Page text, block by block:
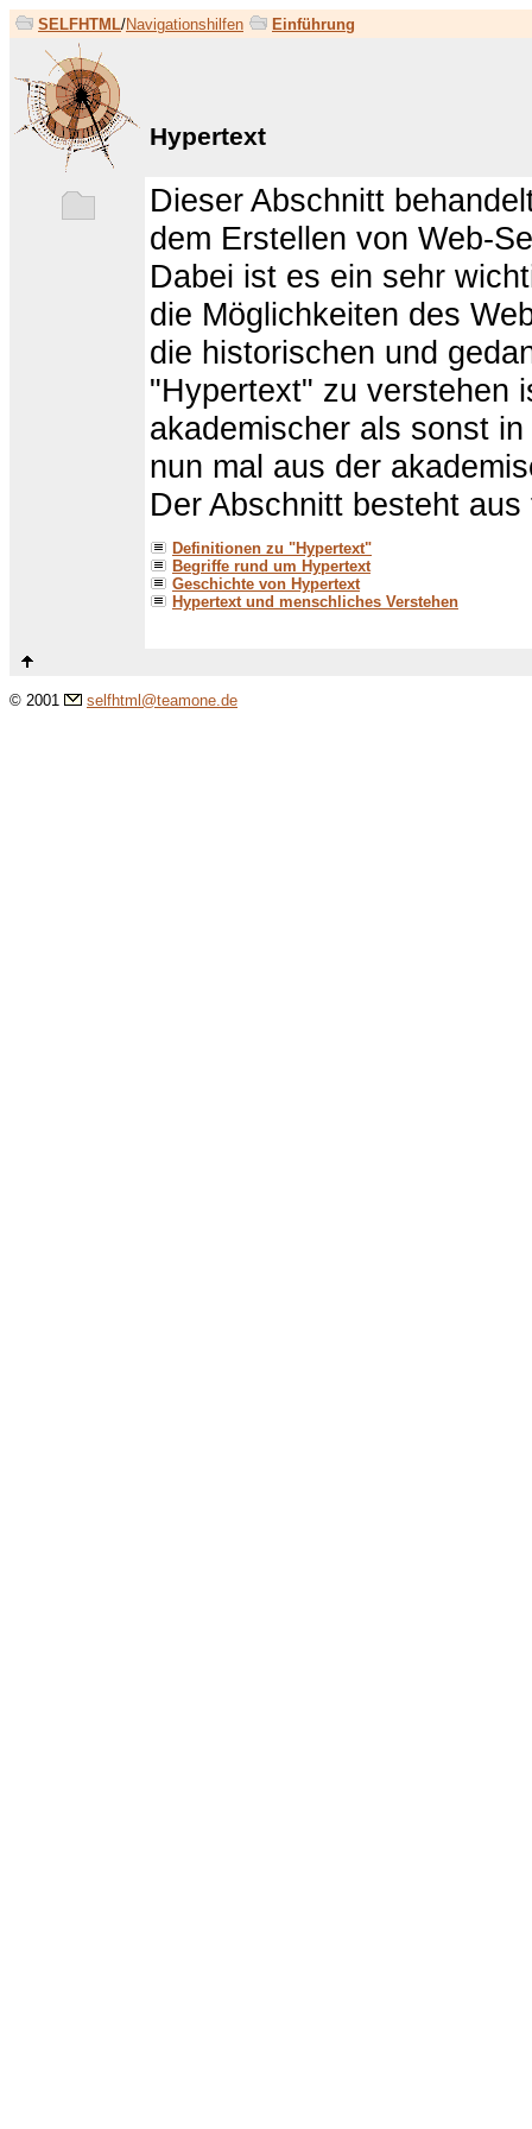
SELFHTML/Navigationshilfen Einführung
Hypertext
Dieser Abschnitt
dem Erstellen von Web-
Dabei ist es ein sehr
die Möglichkeiten des
die historischen und
"Hypertext" zu verstehen
akademischer als sonst
nun mal aus der
Der Abschnitt besteht
Definitionen zu "Hypertext"
Begriffe rund um Hypertext
Geschichte von Hypertext
Hypertext und menschliches Verstehen
© 2001 selfhtml@teamone.de